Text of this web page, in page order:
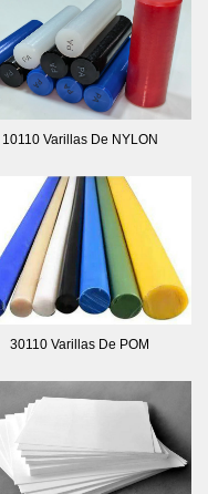
10110 Varillas De NYLON
30110 Varillas De POM